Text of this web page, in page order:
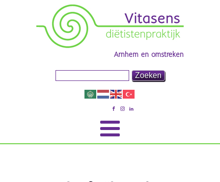
Arnhem en omstreken